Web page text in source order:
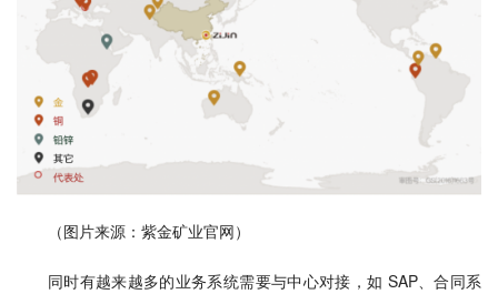
（图片来源：紫金矿业官网）
同时有越来越多的业务系统需要与中心对接，如 SAP、合同系